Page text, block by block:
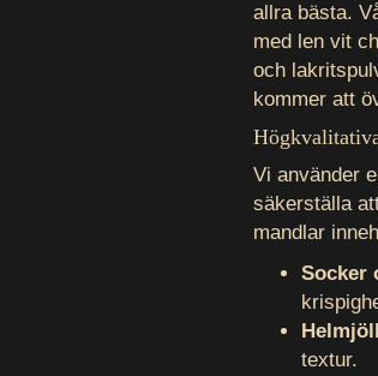
allra bästa.
med len vit
och
kommer att
Vi använder
säkerställa
mandlar
Socker
textur.